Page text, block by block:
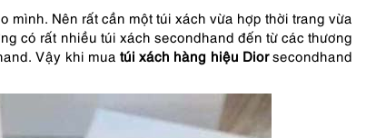
Nên rất cần một túi xách vừa hợp thời trang vừa
có rất nhiều túi xách secondhand đến từ các thương
Vậy khi mua túi xách hàng hiệu Diorsecondhand